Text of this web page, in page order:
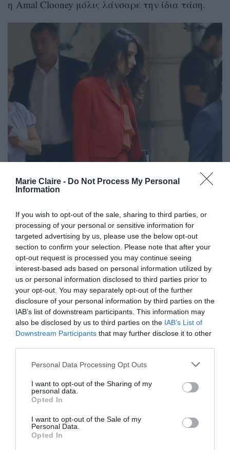
Marie Claire - Do Not Process My Personal
Information
If you wish to opt-out of the sale, sharing to third parties, or
processing of your personal or sensitive information for
targeted advertising by us, please use the below opt-out
section to confirm your selection. Please note that after your
opt-out request is processed you may continue seeing
interest-based ads based on personal information utilized by
us or personal information disclosed to third parties prior to
your opt-out. You may separately opt-out of the further
disclosure of your personal information by third parties on the
IAB’s list of downstream participants. This information may
also be disclosed by us to third parties on the IAB’s List of
Downstream Participants that may further disclose it to other
Personal Data Processing Opt Outs
I want to opt-out of the Sharing of my
personal data.
Opted In
I want to opt-out of the Sale of my
Personal Data.
Opted In
η Amal Clooney μόλις λάνσαρε την ίδια τάση.
Στο δρόμο για μια επαγγελματική συνάντηση
η Clooney εμφανίστηκε με μεταξωτό τοπ της
Bottega Veneta στην απόχρωση της τερακότα, και
μάλλινο σακάκι και φούστα σε China Red. Η
μονόχρωμη εμφάνισή της είναι το τέλειο